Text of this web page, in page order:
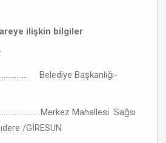
ilişkin bilgiler
Belediye Başkanlığı-
.Merkez Mahallesi Sağsı
/GİRESUN